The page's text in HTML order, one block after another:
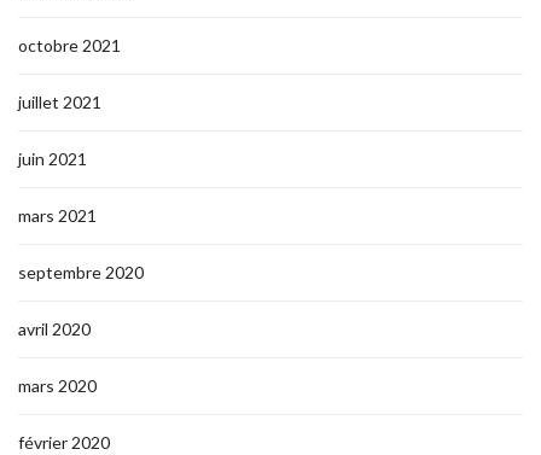
octobre 2021
juillet 2021
juin 2021
mars 2021
septembre 2020
avril 2020
mars 2020
février 2020